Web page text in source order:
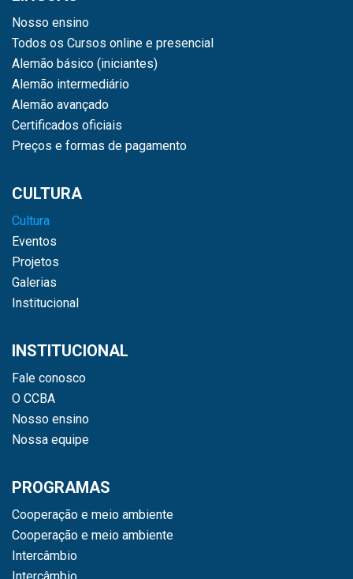
Nosso ensino
Todos os Cursos online e presencial
Alemão básico (iniciantes)
Alemão intermediário
Alemão avançado
Certificados oficiais
Preços e formas de pagamento
CULTURA
Cultura
Eventos
Projetos
Galerias
Institucional
INSTITUCIONAL
Fale conosco
O CCBA
Nosso ensino
Nossa equipe
PROGRAMAS
Cooperação e meio ambiente
Cooperação e meio ambiente
Intercâmbio
Intercâmbio